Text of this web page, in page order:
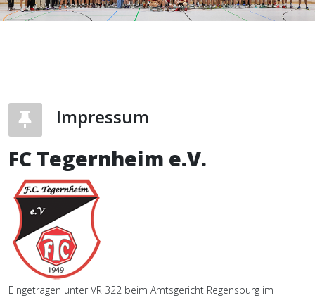
Impressum
FC Tegernheim e.V.
Eingetragen unter VR 322 beim Amtsgericht Regensburg im